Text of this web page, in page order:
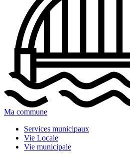
Ma commune
Services municipaux
Vie Locale
Vie municipale